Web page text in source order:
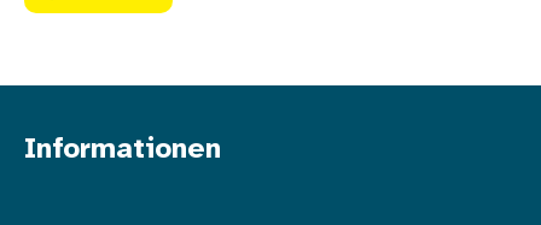
Informationen